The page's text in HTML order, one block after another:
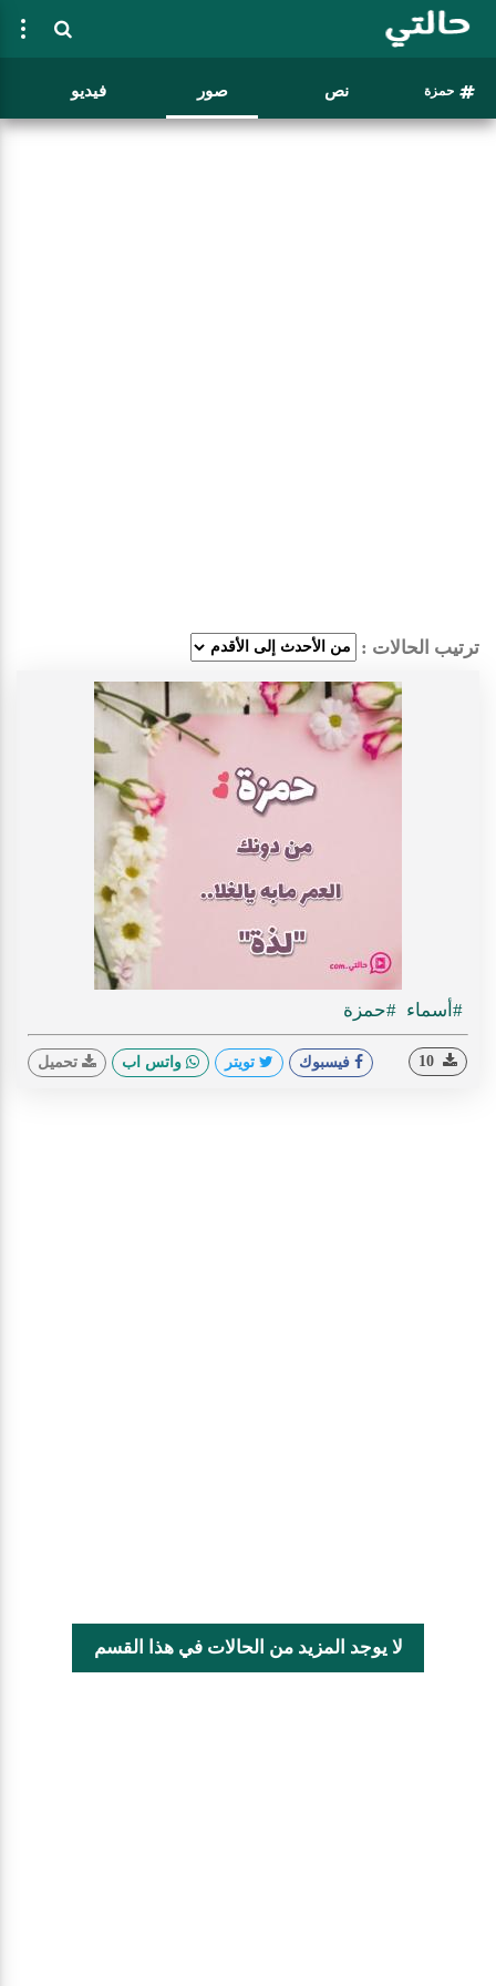
حمزة نص صور فيديو
ترتيب الحالات :
#أسماء #حمزة
فيسبوك تويتر واتس اب تحميل
لا يوجد المزيد من الحالات في هذا القسم